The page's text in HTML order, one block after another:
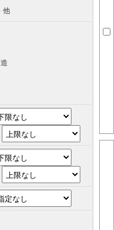
他